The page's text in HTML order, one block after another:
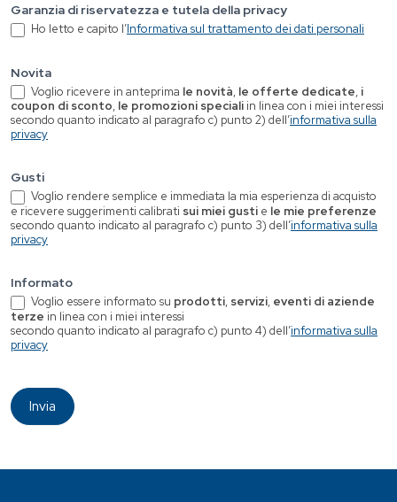
Garanzia di riservatezza e tutela della privacy
Ho letto e capito l’Informativa sul trattamento dei dati personali
Novita
Voglio ricevere in anteprima le novità, le offerte dedicate, i
coupon di sconto, le promozioni specialiin linea con i miei interessi
secondo quanto indicato al paragrafo c) punto 2) dell’informativa sulla
privacy
Gusti
Voglio rendere semplice e immediata la mia esperienza di acquisto
e ricevere suggerimenti calibrati sui miei gusti e le mie preferenze
secondo quanto indicato al paragrafo c) punto 3) dell’informativa sulla
privacy
Informato
Voglio essere informato su prodotti, servizi, eventi di aziende
terze in linea con i miei interessi
secondo quanto indicato al paragrafo c) punto 4) dell’informativa sulla
privacy
Invia